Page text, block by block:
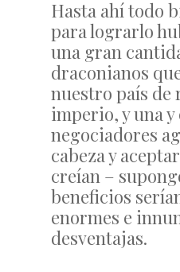
Hasta ahí todo
para lograrlo
una gran
draconianos
nuestro país
imperio, y una y
negociadores
cabeza y
creían –
beneficios
enormes e
desventajas.